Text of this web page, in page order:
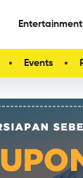
Entertainment
Events